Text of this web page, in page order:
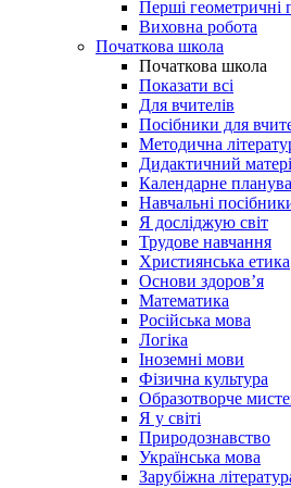
Перші геометричні
Виховна робота
Початкова школа
Початкова школа
Показати всі
Для вчителів
Посібники для
Методична
Дидактичний
Календарне
Навчальні
Я досліджую світ
Трудове навчання
Християнська етика
Основи здоров’я
Математика
Російська мова
Логіка
Іноземні мови
Фізична культура
Образотворче
Я у світі
Природознавство
Українська мова
Зарубіжна